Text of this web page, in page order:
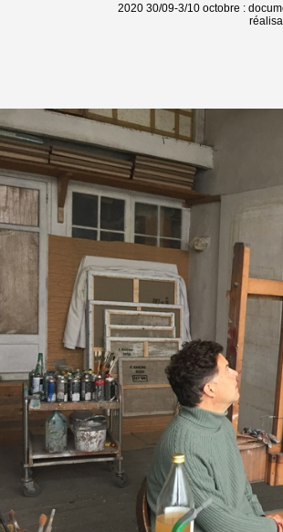
2020 30/09-3/10 octobre :